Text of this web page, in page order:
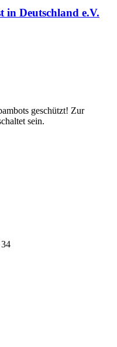
in Deutschland e.V.
geschützt! Zur
sein.